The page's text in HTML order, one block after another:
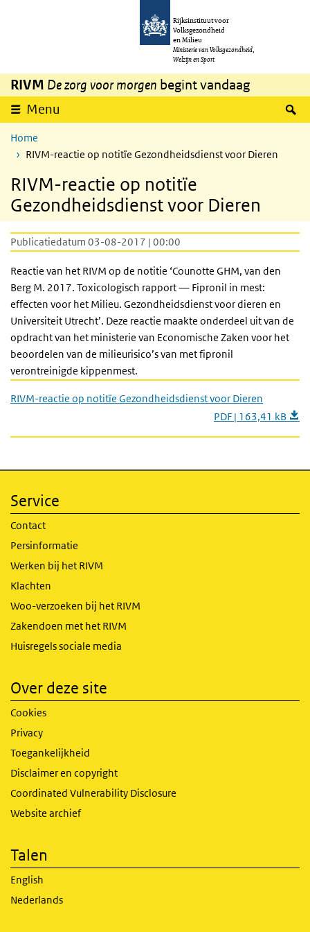
Overslaan en naar de inhoud gaan
Rijksinstituut voor
Volksgezondheid
en Milieu
Ministerie van Volksgezondheid,
Welzijn en Sport
RIVM De zorg voor morgen begint vandaag
Menu
Home
RIVM-reactie op notitïe Gezondheidsdienst voor Dieren
RIVM-reactie op notitïe
Gezondheidsdienst voor Dieren
Publicatiedatum 03-08-2017 | 00:00
Reactie van het RIVM op de notitie ‘Counotte GHM, van den
Berg M. 2017. Toxicologisch rapport — Fipronil in mest:
effecten voor het Milieu. Gezondheidsdienst voor dieren en
Universiteit Utrecht’. Deze reactie maakte onderdeel uit van de
opdracht van het ministerie van Economische Zaken voor het
beoordelen van de milieurisico’s van met fipronil
verontreinigde kippenmest.
RIVM-reactie op notitïe Gezondheidsdienst voor Dieren
PDF | 163,41 kB
Service
Contact
Persinformatie
Werken bij het RIVM
Klachten
Woo-verzoeken bij het RIVM
Zakendoen met het RIVM
Huisregels sociale media
Over deze site
Cookies
Privacy
Toegankelijkheid
Disclaimer en copyright
Coordinated Vulnerability Disclosure
Website archief
Talen
English
Nederlands